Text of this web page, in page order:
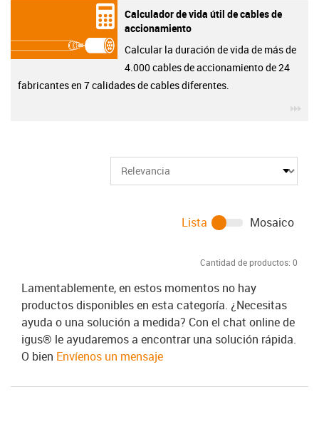
Calculador de vida útil de cables de
accionamiento
Calcular la duración de vida de más de
4.000 cables de accionamiento de 24
fabricantes en 7 calidades de cables diferentes.
Cantidad de productos: 0
Lista Mosaico
Lamentablemente, en estos momentos no hay
productos disponibles en esta categoría. ¿Necesitas
ayuda o una solución a medida? Con el chat online de
igus® le ayudaremos a encontrar una solución rápida.
O bien Envíenos un mensaje